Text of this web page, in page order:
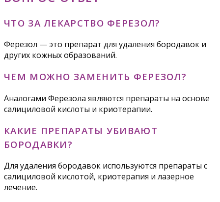
ЧТО ЗА ЛЕКАРСТВО ФЕРЕЗОЛ?
Ферезол — это препарат для удаления бородавок и
других кожных образований.
ЧЕМ МОЖНО ЗАМЕНИТЬ ФЕРЕЗОЛ?
Аналогами Ферезола являются препараты на основе
салициловой кислоты и криотерапии.
КАКИЕ ПРЕПАРАТЫ УБИВАЮТ
БОРОДАВКИ?
Для удаления бородавок используются препараты с
салициловой кислотой, криотерапия и лазерное
лечение.